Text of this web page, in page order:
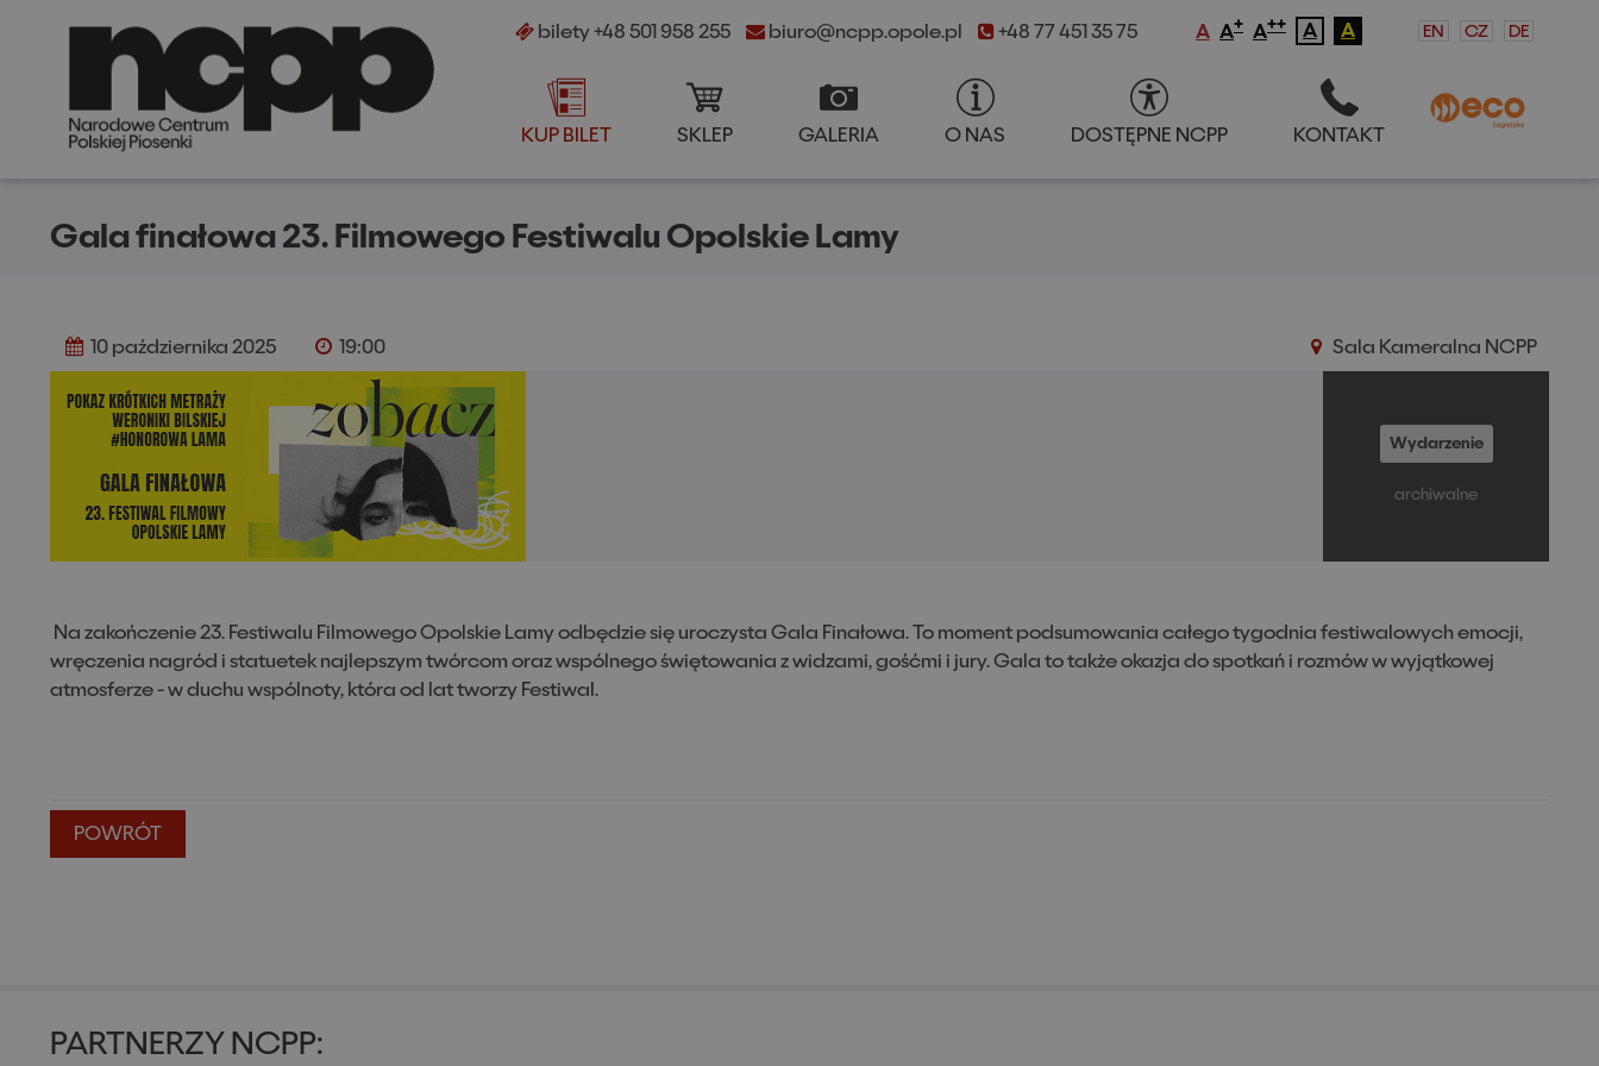
bilety +48 501 958 255 biuro@ncpp.opole.pl +48 77 451 35 75 A A+ A++ A A EN CZ DE
KUP BILET SKLEP GALERIA O NAS DOSTĘPNE NCPP KONTAKT
A++ A KUP BILET SKLEP GALERIA O NAS DOSTĘPNE NCPP KONTAKT
Gala finałowa 23. Filmowego Festiwalu Opolskie Lamy
10 października 2025 19:00 Sala Kameralna NCPP
Wydarzenie
archiwalne
Na zakończenie 23. Festiwalu Filmowego Opolskie Lamy odbędzie się uroczysta Gala Finałowa. To moment podsumowania całego tygodnia festiwalowych emocji,
wręczenia nagród i statuetek najlepszym twórcom oraz wspólnego świętowania z widzami, gośćmi i jury. Gala to także okazja do spotkań i rozmów w wyjątkowej
atmosferze - w duchu wspólnoty, która od lat tworzy Festiwal.
POWRÓT
PARTNERZY NCPP: